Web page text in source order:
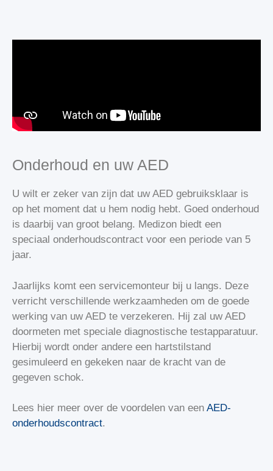
Onderhoud en uw AED
U wilt er zeker van zijn dat uw AED gebruiksklaar is
op het moment dat u hem nodig hebt. Goed onderhoud
is daarbij van groot belang. Medizon biedt een
speciaal onderhoudscontract voor een periode van 5
jaar.
Jaarlijks komt een servicemonteur bij u langs. Deze
verricht verschillende werkzaamheden om de goede
werking van uw AED te verzekeren. Hij zal uw AED
doormeten met speciale diagnostische testapparatuur.
Hierbij wordt onder andere een hartstilstand
gesimuleerd en gekeken naar de kracht van de
gegeven schok.
Lees hier meer over de voordelen van een AED-
onderhoudscontract.